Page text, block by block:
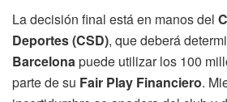
La decisión final está en manos del
Deportes (CSD), que deberá
Barcelonapuede utilizar los 100
parte de su Fair Play Financiero.